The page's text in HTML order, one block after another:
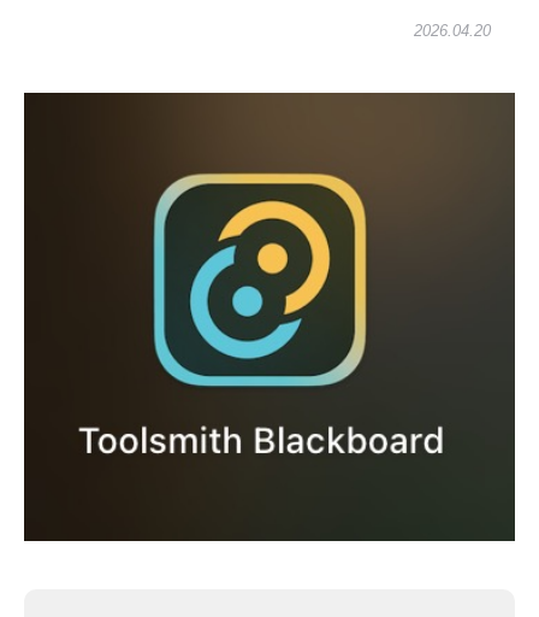
2026.04.20